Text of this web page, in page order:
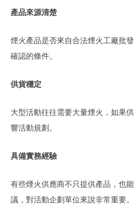
產品來源清楚
煙火產品是否來自合法煙火工廠批
確認的條件。
供貨穩定
大型活動往往需要大量煙火，如果
響活動規劃。
具備實務經驗
有些煙火供應商不只提供產品，也
議，對活動企劃單位來說非常重要。